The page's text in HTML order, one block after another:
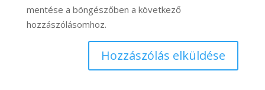
mentése a böngészőben a következő
hozzászólásomhoz.